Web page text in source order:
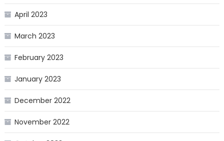
April 2023
March 2023
February 2023
January 2023
December 2022
November 2022